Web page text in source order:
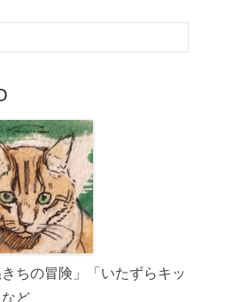
ちの冒険」「いたずらキッ
ど